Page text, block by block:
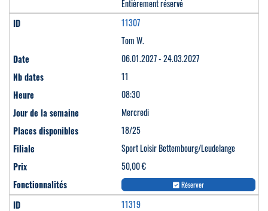
Entièrement réservé
11307
Tom W.
06.01.2027 - 24.03.2027
11
08:30
Mercredi
18/25
Sport Loisir Bettembourg/Leudelange
50,00 €
Réserver
11319